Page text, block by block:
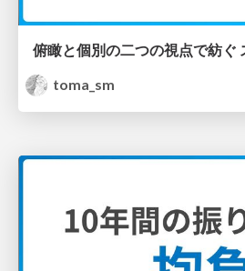
toma_sm